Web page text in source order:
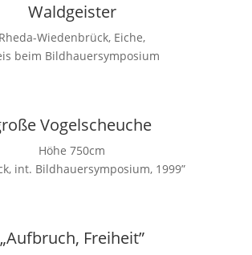
Waldgeister
Rheda-Wiedenbrück, Eiche,
beim Bildhauersymposium
Vogelscheuche
Höhe 750cm
int. Bildhauersymposium, 1999”
„Aufbruch, Freiheit”